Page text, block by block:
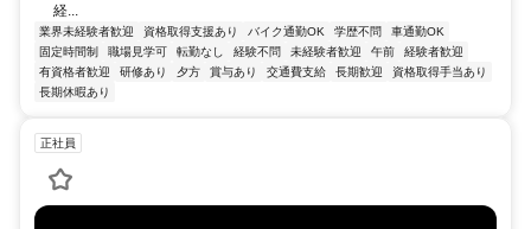
経...
業界未経験者歓迎 資格取得支援あり バイク通勤OK 学歴不問
車通勤OK
固定時間制
職場見学可 転勤なし 経験不問 未経験者歓迎 午前
経験者歓迎
有資格者歓迎
研修あり 夕方 賞与あり 交通費支給 長期歓迎
資格取得手当あり
長期休暇あり
正社員